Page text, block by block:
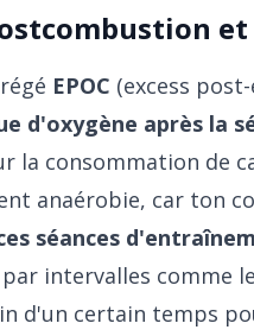
EPOC (excess
d'oxygène après la
consommation de
anaérobie, car ton
séances
intervalles comme
d'un certain temps